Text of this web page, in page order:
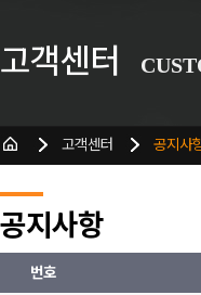
고객센터
고객센터 공지사
공지사항
번호